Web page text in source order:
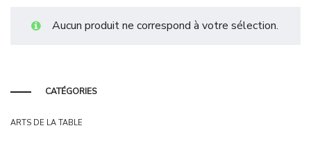
Aucun produit ne correspond à votre sélection.
CATÉGORIES
ARTS DE LA TABLE